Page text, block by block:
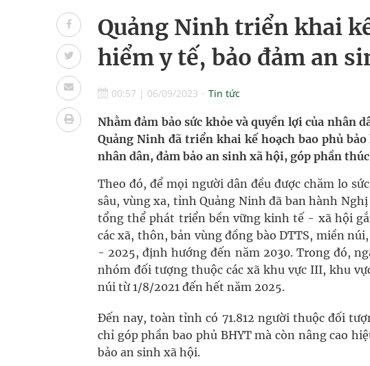
Không chỉ cắt tóc, Đông Tây Barbershop dành nguồn lực cho
Bệnh viện không được thu thêm tiền của người bệnh bảo
cầu
Ung thư thận: Nguy hiểm vì tiến triển quá âm thầm
Nhiều chuỗi hoạt động lớn được diễn ra tại Lễ hội sầu riêng
Tiếp tục rà soát, triển khai các nhiệm vụ trong lĩnh vực cấp
Lâm Đồng: Quyết tâm đưa sân bay Liên Khương trở lại khai
Tác Dụng Chống Kết Tập Tiểu Cầu Và Chống Đông Máu Của
Quan Bằng Chứng Dược Lý Và Cơ Chế Phân Tử
Quảng Ninh triển khai
hiểm y tế, bảo đảm an
00:57 | 06/09/2023 Tin tức
Nhằm đảm bảo sức khỏe và quyền lợi của nhân
Quảng Ninh đã triển khai kế hoạch bao phủ
nhân dân, đảm bảo an sinh xã hội, góp phần
Theo đó, để mọi người dân đều được chăm lo
sâu, vùng xa, tỉnh Quảng Ninh đã ban hành
tổng thể phát triển bền vững kinh tế - xã hội
các xã, thôn, bản vùng đồng bào DTTS, miền
- 2025, định hướng đến năm 2030. Trong đó,
nhóm đối tượng thuộc các xã khu vực III, khu
núi từ 1/8/2021 đến hết năm 2025.
Đến nay, toàn tỉnh có 71.812 người thuộc đối
chỉ góp phần bao phủ BHYT mà còn nâng cao
bảo an sinh xã hội.